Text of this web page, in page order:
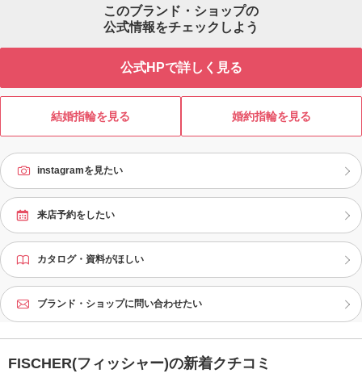
このブランド・ショップの
公式情報をチェックしよう
公式HPで詳しく見る
結婚指輪を見る 婚約指輪を見る
instagramを見たい
来店予約をしたい
カタログ・資料がほしい
ブランド・ショップに問い合わせたい
FISCHER(フィッシャー)の新着クチコミ